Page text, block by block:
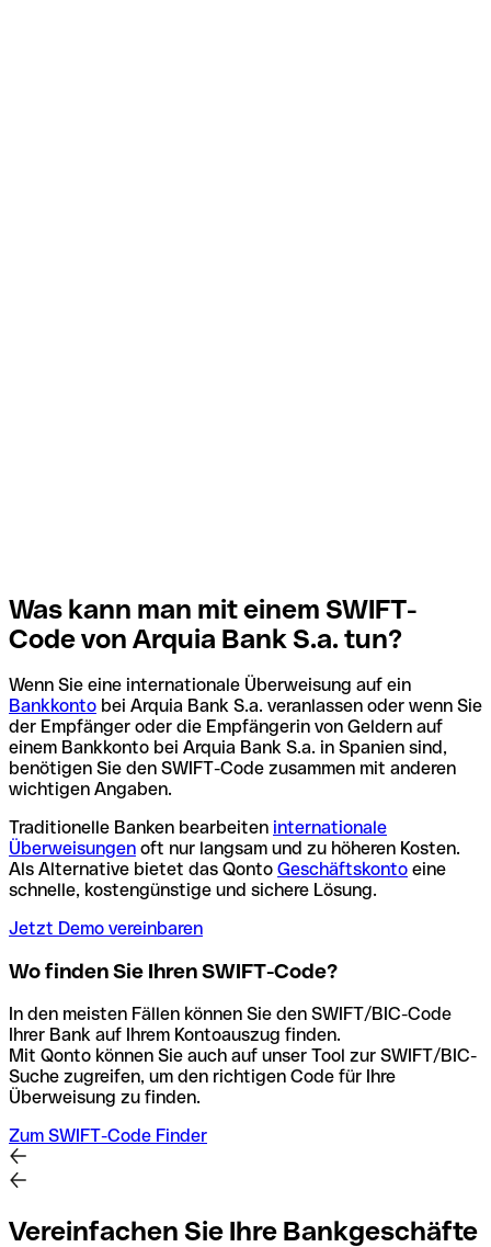
Was kann man mit einem SWIFT-
Code von Arquia Bank S.a. tun?
Wenn Sie eine internationale Überweisung auf ein
Bankkonto bei Arquia Bank S.a. veranlassen oder wenn Sie
der Empfänger oder die Empfängerin von Geldern auf
einem Bankkonto bei Arquia Bank S.a. in Spanien sind,
benötigen Sie den SWIFT-Code zusammen mit anderen
wichtigen Angaben.
Traditionelle Banken bearbeiten internationale
Überweisungen oft nur langsam und zu höheren Kosten.
Als Alternative bietet das Qonto Geschäftskonto eine
schnelle, kostengünstige und sichere Lösung.
Jetzt Demo vereinbaren
Wo finden Sie Ihren SWIFT-Code?
In den meisten Fällen können Sie den SWIFT/BIC-Code
Ihrer Bank auf Ihrem Kontoauszug finden.
Mit Qonto können Sie auch auf unser Tool zur SWIFT/BIC-
Suche zugreifen, um den richtigen Code für Ihre
Überweisung zu finden.
Zum SWIFT-Code Finder
Vereinfachen Sie Ihre Bankgeschäfte